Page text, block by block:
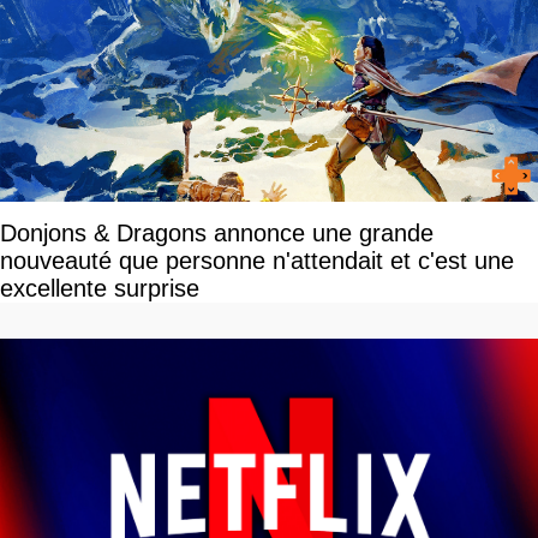
Donjons & Dragons annonce une grande
nouveauté que personne n'attendait et c'est une
excellente surprise